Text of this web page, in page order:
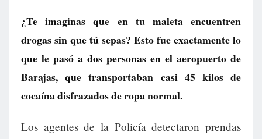
¿Te imaginas que en tu maleta encuentren
drogas sin que tú sepas? Esto fue exactamente lo
que le pasó a dos personas en el aeropuerto de
Barajas, que transportaban casi 45 kilos de
cocaína disfrazados de ropa normal.
Los agentes de la Policía detectaron prendas